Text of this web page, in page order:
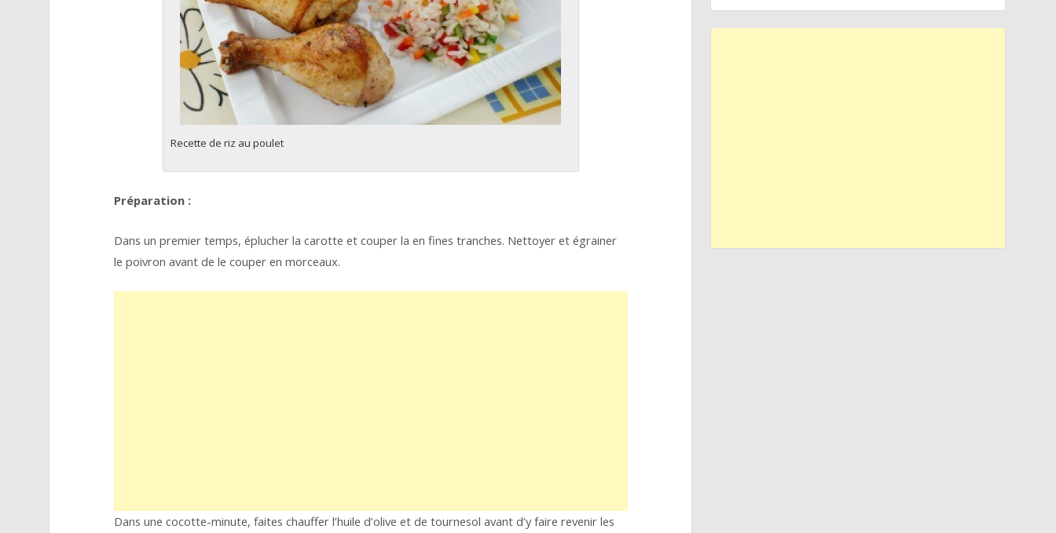
Recette de riz au poulet
Préparation :
Dans un premier temps, éplucher la carotte et couper la en fines tranches. Nettoyer et égrainer
le poivron avant de le couper en morceaux.
Dans une cocotte-minute, faites chauffer l’huile d’olive et de tournesol avant d’y faire revenir les